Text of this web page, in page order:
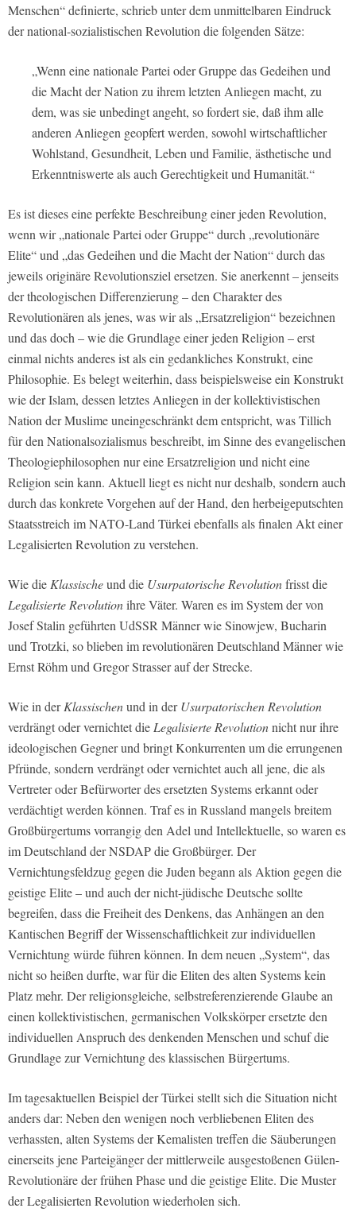
Menschen“ definierte, schrieb unter dem unmittelbaren Eindruck
der national-sozialistischen Revolution die folgenden Sätze:
„Wenn eine nationale Partei oder Gruppe das Gedeihen und
die Macht der Nation zu ihrem letzten Anliegen macht, zu
dem, was sie unbedingt angeht, so fordert sie, daß ihm alle
anderen Anliegen geopfert werden, sowohl wirtschaftlicher
Wohlstand, Gesundheit, Leben und Familie, ästhetische und
Erkenntniswerte als auch Gerechtigkeit und Humanität.“
Es ist dieses eine perfekte Beschreibung einer jeden Revolution,
wenn wir „nationale Partei oder Gruppe“ durch „revolutionäre
Elite“ und „das Gedeihen und die Macht der Nation“ durch das
jeweils originäre Revolutionsziel ersetzen. Sie anerkennt – jenseits
der theologischen Differenzierung – den Charakter des
Revolutionären als jenes, was wir als „Ersatzreligion“ bezeichnen
und das doch – wie die Grundlage einer jeden Religion – erst
einmal nichts anderes ist als ein gedankliches Konstrukt, eine
Philosophie. Es belegt weiterhin, dass beispielsweise ein Konstrukt
wie der Islam, dessen letztes Anliegen in der kollektivistischen
Nation der Muslime uneingeschränkt dem entspricht, was Tillich
für den Nationalsozialismus beschreibt, im Sinne des evangelischen
Theologiephilosophen nur eine Ersatzreligion und nicht eine
Religion sein kann. Aktuell liegt es nicht nur deshalb, sondern auch
durch das konkrete Vorgehen auf der Hand, den herbeigeputschten
Staatsstreich im NATO-Land Türkei ebenfalls als finalen Akt einer
Legalisierten Revolution zu verstehen.
Wie die Klassischeund die Usurpatorische Revolutionfrisst die
Legalisierte Revolutionihre Väter. Waren es im System der von
Josef Stalin geführten UdSSR Männer wie Sinowjew, Bucharin
und Trotzki, so blieben im revolutionären Deutschland Männer wie
Ernst Röhm und Gregor Strasser auf der Strecke.
Wie in derKlassischenund in derUsurpatorischen Revolution
verdrängt oder vernichtet die Legalisierte Revolutionnicht nur ihre
ideologischen Gegner und bringt Konkurrenten um die errungenen
Pfründe, sondern verdrängt oder vernichtet auch all jene, die als
Vertreter oder Befürworter des ersetzten Systems erkannt oder
verdächtigt werden können. Traf es in Russland mangels breitem
Großbürgertums vorrangig den Adel und Intellektuelle, so waren es
im Deutschland der NSDAP die Großbürger. Der
Vernichtungsfeldzug gegen die Juden begann als Aktion gegen die
geistige Elite – und auch der nicht-jüdische Deutsche sollte
begreifen, dass die Freiheit des Denkens, das Anhängen an den
Kantischen Begriff der Wissenschaftlichkeit zur individuellen
Vernichtung würde führen können. In dem neuen „System“, das
nicht so heißen durfte, war für die Eliten des alten Systems kein
Platz mehr. Der religionsgleiche, selbstreferenzierende Glaube an
einen kollektivistischen, germanischen Volkskörper ersetzte den
individuellen Anspruch des denkenden Menschen und schuf die
Grundlage zur Vernichtung des klassischen Bürgertums.
Im tagesaktuellen Beispiel der Türkei stellt sich die Situation nicht
anders dar: Neben den wenigen noch verbliebenen Eliten des
verhassten, alten Systems der Kemalisten treffen die Säuberungen
einerseits jene Parteigänger der mittlerweile ausgestoßenen Gülen-
Revolutionäre der frühen Phase und die geistige Elite. Die Muster
der Legalisierten Revolution wiederholen sich.